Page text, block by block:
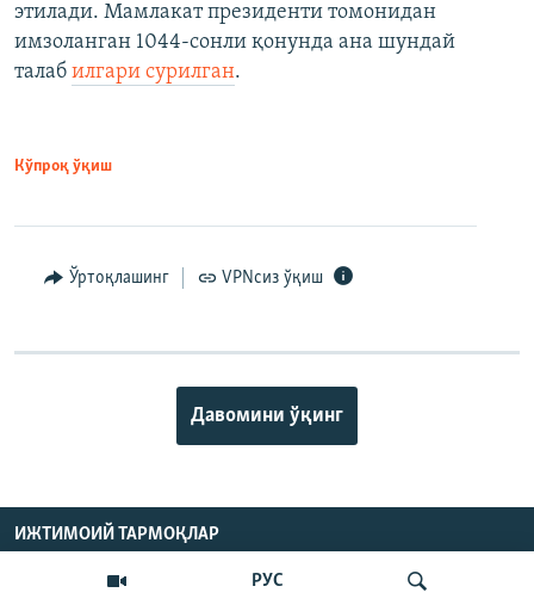
РУС
этилади. Мамлакат президенти томонидан
имзоланган 1044-сонли қонунда ана шундай
талаб илгари сурилган.
Кўпроқ ўқиш
Ўртоқлашинг VPNсиз ўқиш
Давомини ўқинг
ИЖТИМОИЙ ТАРМОҚЛАР